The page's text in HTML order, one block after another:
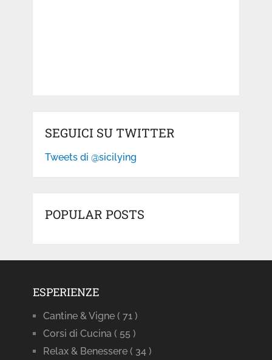
SEGUICI SU TWITTER
Tweets di @sicilying
POPULAR POSTS
ESPERIENZE
Cantine & Vigne ( 71 )
Corsi di Cucina ( 55 )
Relax & Benessere ( 34 )